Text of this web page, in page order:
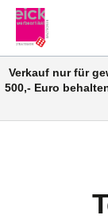
Verkauf nur für
500,- Euro